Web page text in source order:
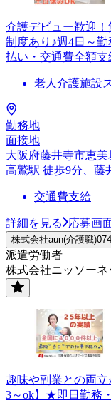
介護デビュー歓迎
制度あり♪週4日～
払い・交通費全額支
老人介護施設
勤務地
面接地
大阪府藤井寺市恵美
高鷲駅 徒歩9分、藤
交通費支給
詳細を見る 応募画
株式会社aun(介護職
派遣労働者
株式会社ニッソー
趣味や副業との両
3～ok】★即日勤務